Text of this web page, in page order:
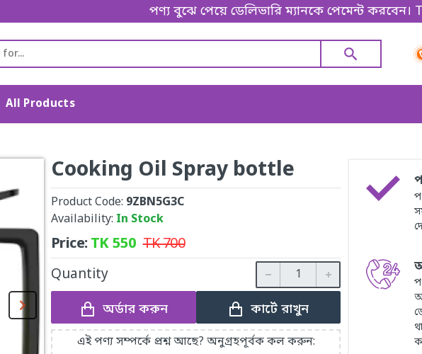
পণ্য বুঝে পেয়ে ডেলিভারি ম্যানকে পেমেন্ট করবেন। Thanks
All Products
Cooking Oil Spray bottle
Product Code: 9ZBN5G3C
Availability: In Stock
Price:TK550 TK700
Quantity
অর্ডার করুন কার্টে রাখুন
এই পণ্য সম্পর্কে প্রশ্ন আছে? অনুগ্রহপূর্বক কল করুন: